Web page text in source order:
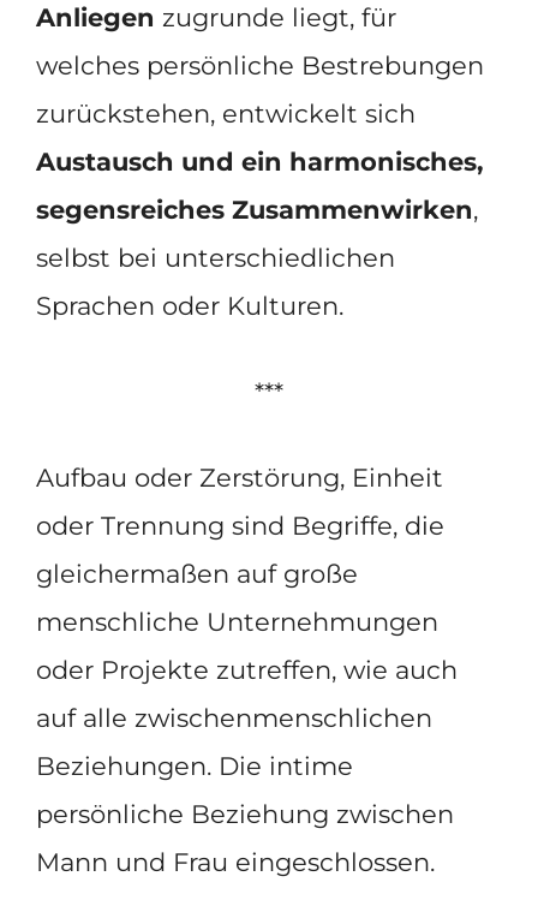
Anliegen zugrunde liegt, für
welches persönliche Bestrebungen
zurückstehen, entwickelt sich
Austausch und ein harmonisches,
segensreiches Zusammenwirken,
selbst bei unterschiedlichen
Sprachen oder Kulturen.
***
Aufbau oder Zerstörung, Einheit
oder Trennung sind Begriffe, die
gleichermaßen auf große
menschliche Unternehmungen
oder Projekte zutreffen, wie auch
auf alle zwischenmenschlichen
Beziehungen. Die intime
persönliche Beziehung zwischen
Mann und Frau eingeschlossen.